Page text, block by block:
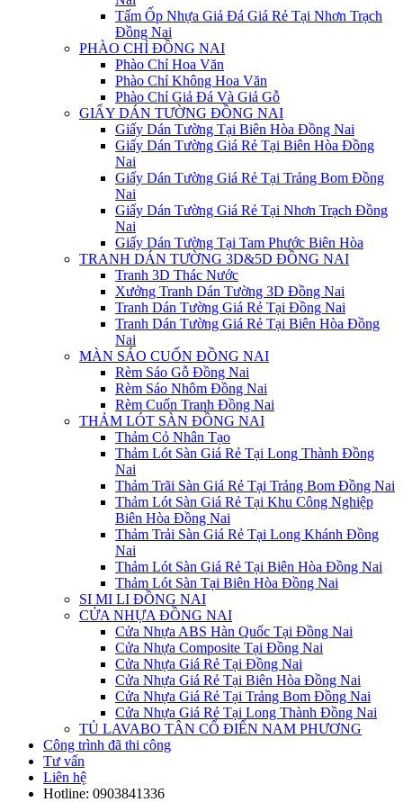
Tấm Ốp Nhựa Giả Đá Giá Rẻ Tại Nhơn Trạch
Đồng Nai
PHÀO CHỈ ĐỒNG NAI
Phào Chỉ Hoa Văn
Phào Chỉ Không Hoa Văn
Phào Chỉ Giả Đá Và Giả Gỗ
GIẤY DÁN TƯỜNG ĐỒNG NAI
Giấy Dán Tường Tại Biên Hòa Đồng Nai
Giấy Dán Tường Giá Rẻ Tại Biên Hòa Đồng
Nai
Giấy Dán Tường Giá Rẻ Tại Trảng Bom Đồng
Nai
Giấy Dán Tường Giá Rẻ Tại Nhơn Trạch Đồng
Nai
Giấy Dán Tường Tại Tam Phước Biên Hòa
TRANH DÁN TƯỜNG 3D&5D ĐỒNG NAI
Tranh 3D Thác Nước
Xưởng Tranh Dán Tường 3D Đồng Nai
Tranh Dán Tường Giá Rẻ Tại Đồng Nai
Tranh Dán Tường Giá Rẻ Tại Biên Hòa Đồng
Nai
MÀN SÁO CUỐN ĐỒNG NAI
Rèm Sáo Gỗ Đồng Nai
Rèm Sáo Nhôm Đồng Nai
Rèm Cuốn Tranh Đồng Nai
THẢM LÓT SÀN ĐỒNG NAI
Thảm Cỏ Nhân Tạo
Thảm Lót Sàn Giá Rẻ Tại Long Thành Đồng
Nai
Thảm Trãi Sàn Giá Rẻ Tại Trảng Bom Đồng Nai
Thảm Lót Sàn Giá Rẻ Tại Khu Công Nghiệp
Biên Hòa Đồng Nai
Thảm Trải Sàn Giá Rẻ Tại Long Khánh Đồng
Nai
Thảm Lót Sàn Giá Rẻ Tại Biên Hòa Đồng Nai
Thảm Lót Sàn Tại Biên Hòa Đồng Nai
SI MI LI ĐỒNG NAI
CỬA NHỰA ĐỒNG NAI
Cửa Nhựa ABS Hàn Quốc Tại Đồng Nai
Cửa Nhựa Composite Tại Đồng Nai
Cửa Nhựa Giá Rẻ Tại Đồng Nai
Cửa Nhựa Giá Rẻ Tại Biên Hòa Đồng Nai
Cửa Nhựa Giá Rẻ Tại Trảng Bom Đồng Nai
Cửa Nhựa Giá Rẻ Tại Long Thành Đồng Nai
TỦ LAVABO TÂN CỔ ĐIỂN NAM PHƯƠNG
Công trình đã thi công
Tư vấn
Liên hệ
Hotline: 0903841336